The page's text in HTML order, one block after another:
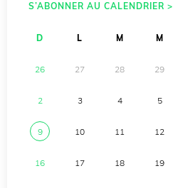
S’ABONNER AU CALENDRIER >
D L M M
26 27 28 29
2 3 4 5
9 10 11 12
16 17 18 19